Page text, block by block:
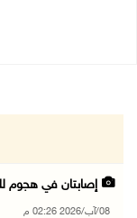
إصابتان في هجوم
08/آب/2026 02:26 م